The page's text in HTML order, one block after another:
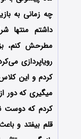
چه زمانی به
داشتم منتها
مطرحش کنم،
رویاپردازی
کردم و این
میگیری که دور
کردم که دوست
قلم بیفتد و